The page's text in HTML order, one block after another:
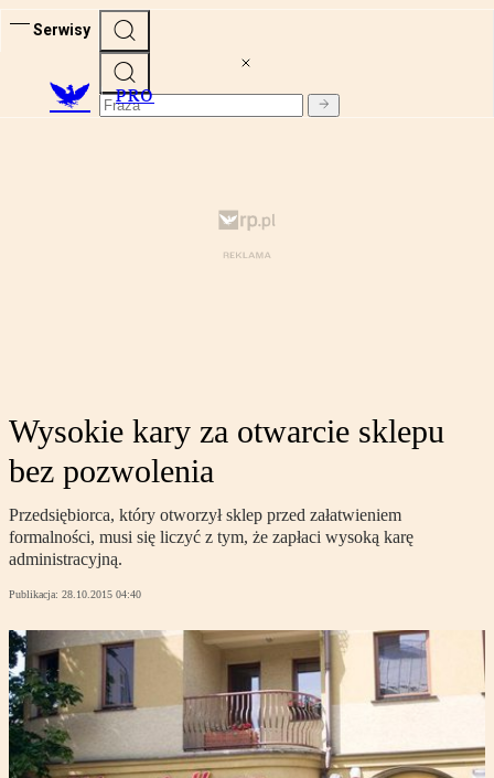
Serwisy
PRO
Wysokie kary za otwarcie sklepu
bez pozwolenia
Przedsiębiorca, który otworzył sklep przed załatwieniem
formalności, musi się liczyć z tym, że zapłaci wysoką karę
administracyjną.
Publikacja: 28.10.2015 04:40